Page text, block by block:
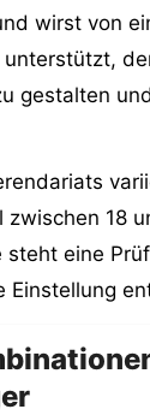
wirst von
gestalten
zwischen 18
steht eine
Einstellung